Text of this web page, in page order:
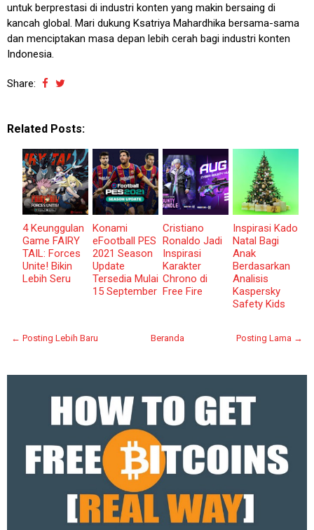
untuk berprestasi di industri konten yang makin bersaing di
kancah global. Mari dukung Ksatriya Mahardhika bersama-sama
dan menciptakan masa depan lebih cerah bagi industri konten
Indonesia.
Share:
Related Posts:
4 Keunggulan
Game FAIRY
TAIL: Forces
Unite! Bikin
Lebih Seru
Konami
eFootball PES
2021 Season
Update
Tersedia Mulai
15 September
Cristiano
Ronaldo Jadi
Inspirasi
Karakter
Chrono di
Free Fire
Inspirasi Kado
Natal Bagi
Anak
Berdasarkan
Analisis
Kaspersky
Safety Kids
← Posting Lebih Baru Posting Lama →
Beranda